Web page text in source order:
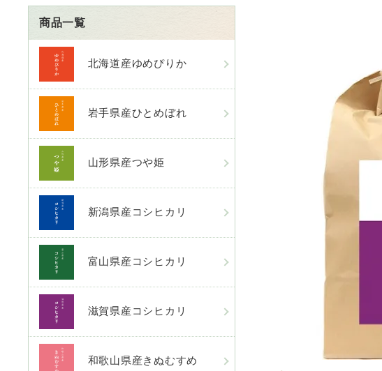
商品一覧
北海道産ゆめぴりか
岩手県産ひとめぼれ
山形県産つや姫
新潟県産コシヒカリ
富山県産コシヒカリ
滋賀県産コシヒカリ
和歌山県産きぬむすめ